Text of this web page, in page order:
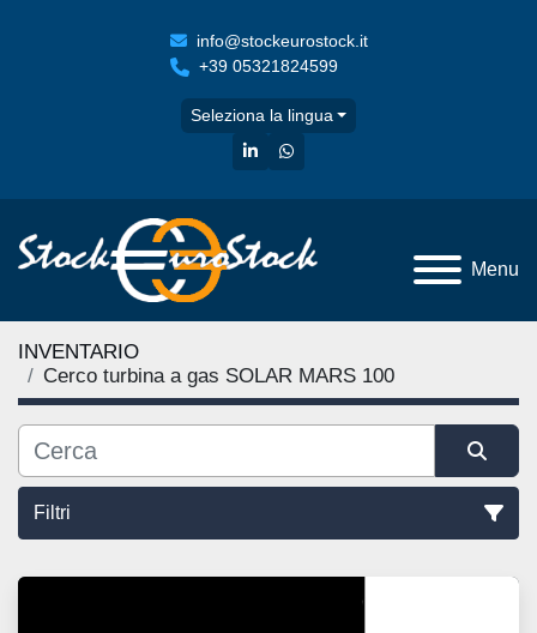
info@stockeurostock.it
+39 05321824599
Seleziona la lingua
linkedinwhatsapp
Menu
INVENTARIO
Cerco turbina a gas SOLAR MARS 100
Filtri
Tutte le categorie